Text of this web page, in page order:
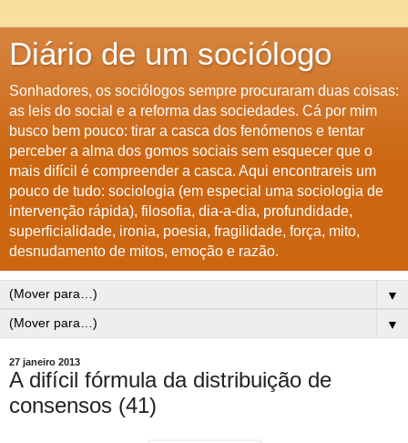
Diário de um sociólogo
Sonhadores, os sociólogos sempre procuraram duas coisas:
as leis do social e a reforma das sociedades. Cá por mim
busco bem pouco: tirar a casca dos fenómenos e tentar
perceber a alma dos gomos sociais sem esquecer que o
mais difícil é compreender a casca. Aqui encontrareis um
pouco de tudo: sociologia (em especial uma sociologia de
intervenção rápida), filosofia, dia-a-dia, profundidade,
superficialidade, ironia, poesia, fragilidade, força, mito,
desnudamento de mitos, emoção e razão.
▼
▼
27 janeiro 2013
A difícil fórmula da distribuição de
consensos (41)